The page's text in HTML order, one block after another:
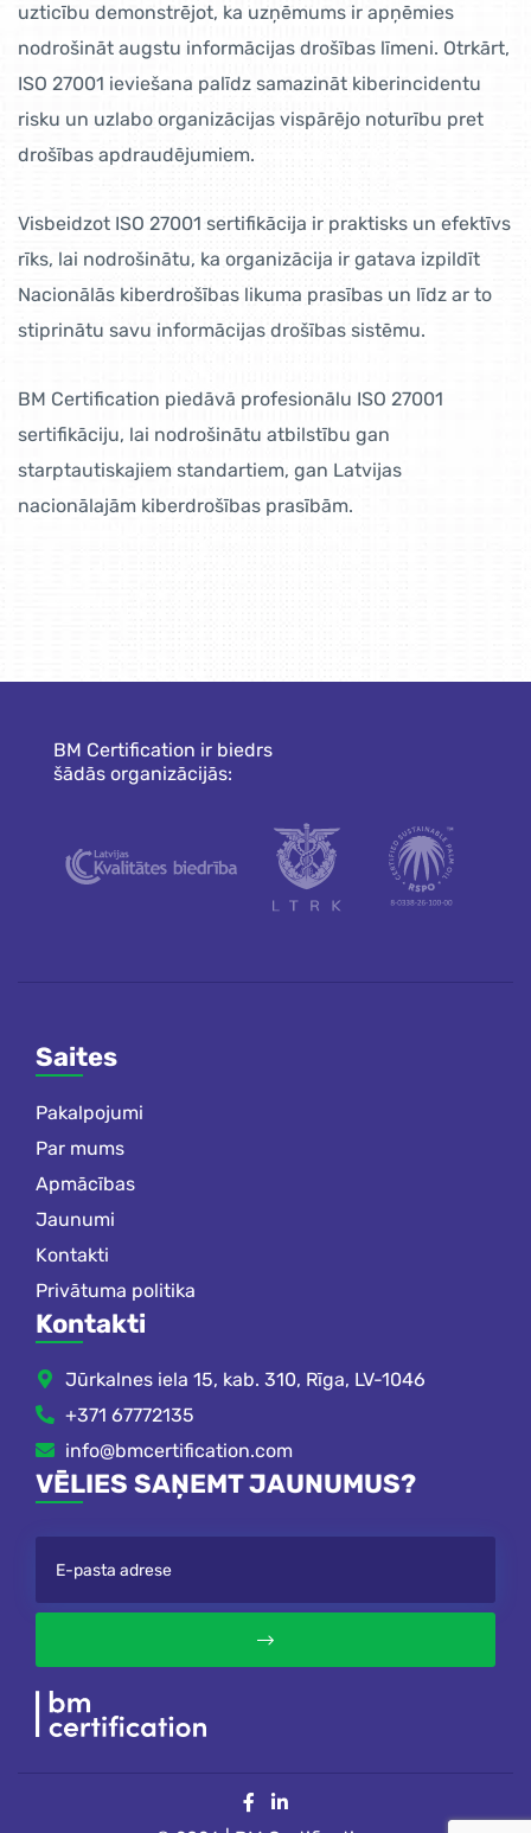
uzticību demonstrējot, ka uzņēmums ir apņēmies
nodrošināt augstu informācijas drošības līmeni. Otrkārt,
ISO 27001 ieviešana palīdz samazināt kiberincidentu
risku un uzlabo organizācijas vispārējo noturību pret
drošības apdraudējumiem.
Visbeidzot ISO 27001 sertifikācija ir praktisks un efektīvs
rīks, lai nodrošinātu, ka organizācija ir gatava izpildīt
Nacionālās kiberdrošības likuma prasības un līdz ar to
stiprinātu savu informācijas drošības sistēmu.
BM Certification piedāvā profesionālu ISO 27001
sertifikāciju, lai nodrošinātu atbilstību gan
starptautiskajiem standartiem, gan Latvijas
nacionālajām kiberdrošības prasībām.
BM Certification ir biedrs
šādās organizācijās:
Saites
Pakalpojumi
Par mums
Apmācības
Jaunumi
Kontakti
Privātuma politika
Kontakti
Jūrkalnes iela 15, kab. 310, Rīga, LV-1046
+371 67772135
info@bmcertification.com
VĒLIES SAŅEMT JAUNUMUS?